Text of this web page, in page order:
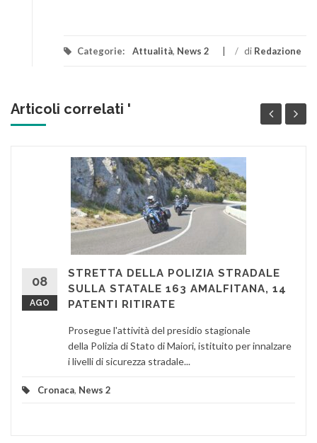
Categorie: Attualità, News 2 / di Redazione
Articoli correlati '
08
AGO
STRETTA DELLA POLIZIA STRADALE
SULLA STATALE 163 AMALFITANA, 14
PATENTI RITIRATE
Prosegue l'attività del presidio stagionale
della Polizia di Stato di Maiori, istituito per innalzare
i livelli di sicurezza stradale...
Cronaca, News 2